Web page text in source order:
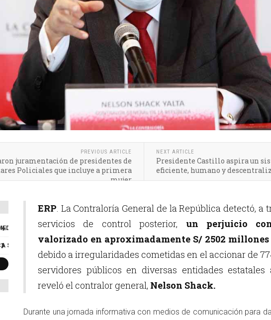
PREVIOUS ARTICLE
juramentación de presidentes de
Policiales que incluye a primera
mujer
NEXT ARTICLE
Presidente Castillo aspira un
eficiente, humano y
BIGGER
SEGOE
ERP . La Contraloría General de la República detectó, a
servicios de control posterior, un perjuicio
valorizado en aproximadamente S/ 2502 millones
debido a irregularidades cometidas en el accionar de
servidores públicos en diversas entidades estatales
reveló el contralor general, Nelson Shack.
Durante una jornada informativa con medios de comunicación para